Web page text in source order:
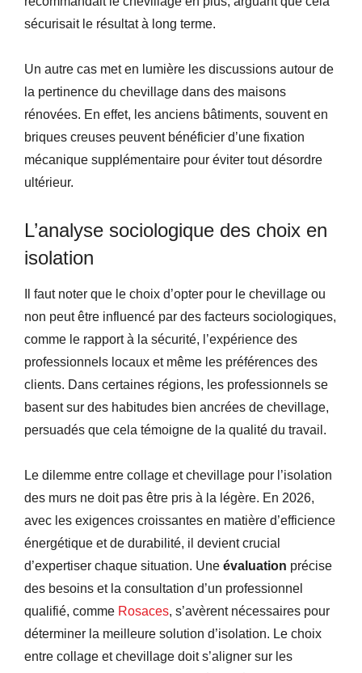
sécurisait le résultat à long terme.
Un autre cas met en lumière les discussions autour de
la pertinence du chevillage dans des maisons
rénovées. En effet, les anciens bâtiments, souvent en
briques creuses peuvent bénéficier d’une fixation
mécanique supplémentaire pour éviter tout désordre
ultérieur.
L’analyse sociologique des choix en
isolation
Il faut noter que le choix d’opter pour le chevillage ou
non peut être influencé par des facteurs sociologiques,
comme le rapport à la sécurité, l’expérience des
professionnels locaux et même les préférences des
clients. Dans certaines régions, les professionnels se
basent sur des habitudes bien ancrées de chevillage,
persuadés que cela témoigne de la qualité du travail.
Le dilemme entre collage et chevillage pour l’isolation
des murs ne doit pas être pris à la légère. En 2026,
avec les exigences croissantes en matière d’efficience
énergétique et de durabilité, il devient crucial
d’expertiser chaque situation. Une évaluation précise
des besoins et la consultation d’un professionnel
qualifié, comme Rosaces, s’avèrent nécessaires pour
déterminer la meilleure solution d’isolation. Le choix
entre collage et chevillage doit s’aligner sur les